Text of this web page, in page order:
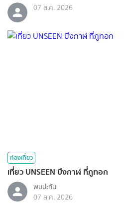
07 ส.ค. 2026
ท่องเที่ยว
เที่ยว UNSEEN บึงกาฬ ที่ภูทอก
พบปะกัน
07 ส.ค. 2026